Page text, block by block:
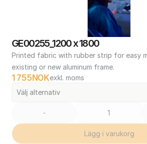
GE00255_1200 x 1800
Printed fabric with rubber strip for easy
existing or new aluminum frame.
1 755 NOKexkl. moms
Välj alternativ
-
Lägg i varukorg
Köpvillkor